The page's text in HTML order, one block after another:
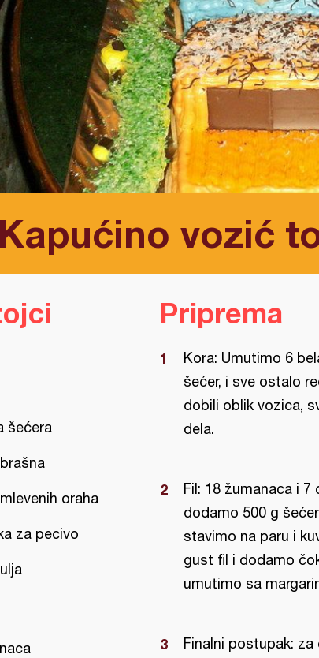
Kapućino vozić
šećera
oraha
za pecivo
Priprema
Kora: Umutimo 6
šećer, i sve ostalo
dobili oblik vozica,
dela.
Fil: 18 žumanaca i
dodamo 500 g
stavimo na paru i
gust fil i dodamo
umutimo sa
Finalni postupak: